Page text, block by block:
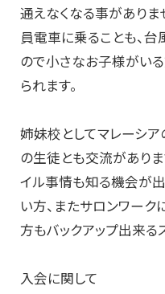
通えなくなる事がありま
員電車に乗ることも、
ので小さなお子様がい
られます。
姉妹校としてマレーシ
の生徒とも交流があり
イル事情も知る機会が
い方、またサロンワー
方もバックアップ出来る
入会に関して